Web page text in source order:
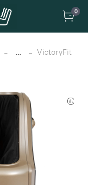
0
... VictoryFit